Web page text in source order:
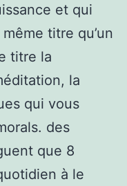
et qui
titre qu’un
titre la
la
qui vous
des
que 8
à le